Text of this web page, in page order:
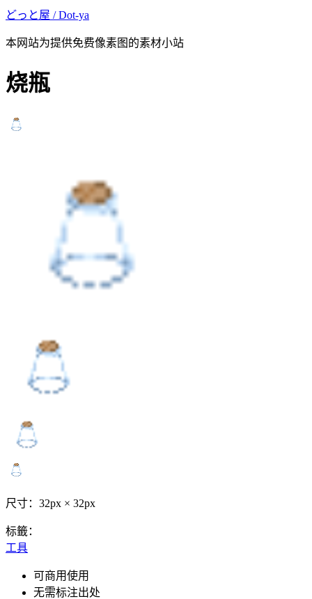
どっと屋 / Dot-ya
本网站为提供免费像素图的素材小站
烧瓶
尺寸：32px × 32px
标籤：
工具
可商用使用
无需标注出处